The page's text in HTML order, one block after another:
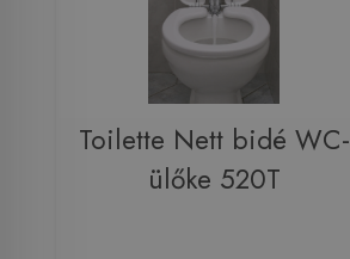
Toilette Nett bidé WC-
ülőke 520T